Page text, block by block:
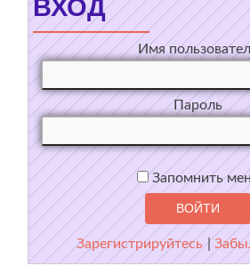
ВХОД
Имя
Пароль
Запомнить
Зарегистрируйтесь |